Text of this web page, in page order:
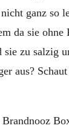
ganz so
da sie ohne
zu salzig
aus?